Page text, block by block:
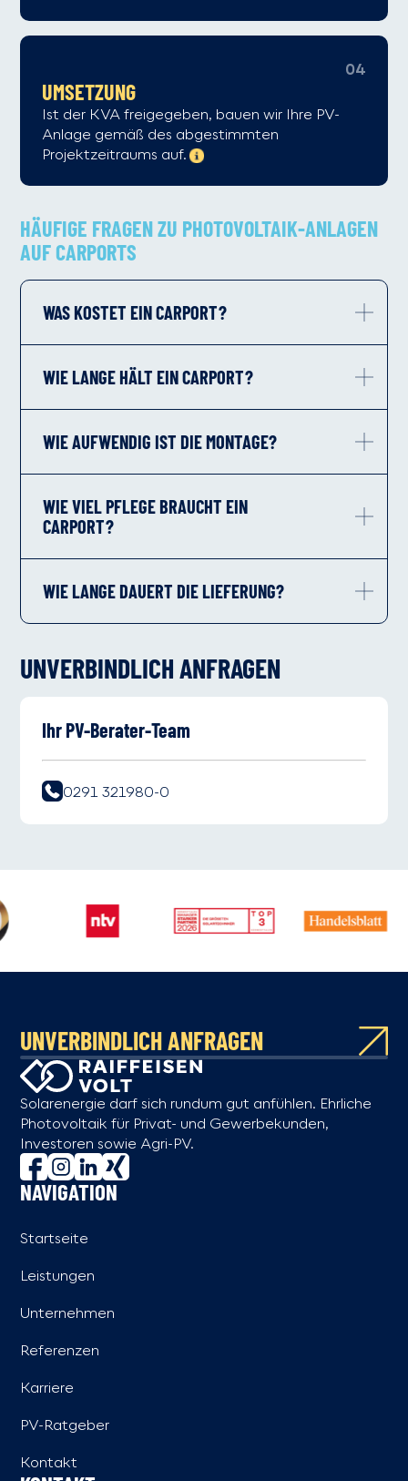
04
UMSETZUNG
Ist der KVA freigegeben, bauen wir Ihre PV-
Anlage gemäß des abgestimmten
Projektzeitraums auf.
HÄUFIGE FRAGEN ZU PHOTOVOLTAIK-ANLAGEN
AUF CARPORTS
WAS KOSTET EIN CARPORT?
WIE LANGE HÄLT EIN CARPORT?
WIE AUFWENDIG IST DIE MONTAGE?
WIE VIEL PFLEGE BRAUCHT EIN
CARPORT?
WIE LANGE DAUERT DIE LIEFERUNG?
UNVERBINDLICH ANFRAGEN
Ihr PV-Berater-Team
0291 321980-0
UNVERBINDLICH ANFRAGEN
Solarenergie darf sich rundum gut anfühlen. Ehrliche
Photovoltaik für Privat- und Gewerbekunden,
Investoren sowie Agri-PV.
NAVIGATION
Startseite
Leistungen
Unternehmen
Referenzen
Karriere
PV-Ratgeber
Kontakt